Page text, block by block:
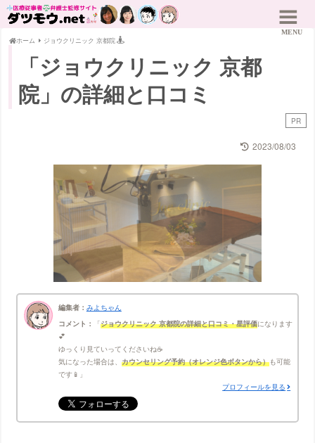
ホーム ジョウクリニック 京都院
「ジョウクリニック 京都
院」の詳細と口コミ
PR
2023/08/03
編集者： みよちゃん
コメント：
ジョウクリニック 京都院の詳細と口コミ・星評価になります
💕
ゆっくり見ていってくださいね☕
気になった場合は、 カウンセリング予約（オレンジ色ボタンから）も可能
です📱
プロフィールを見る